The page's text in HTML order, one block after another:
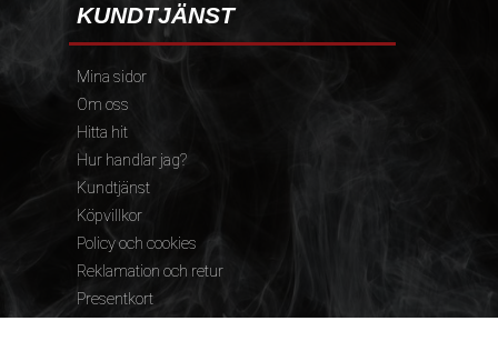
KUNDTJÄNST
Mina sidor
Om oss
Hitta hit
Hur handlar jag?
Kundtjänst
Köpvillkor
Policy och cookies
Reklamation och retur
Presentkort